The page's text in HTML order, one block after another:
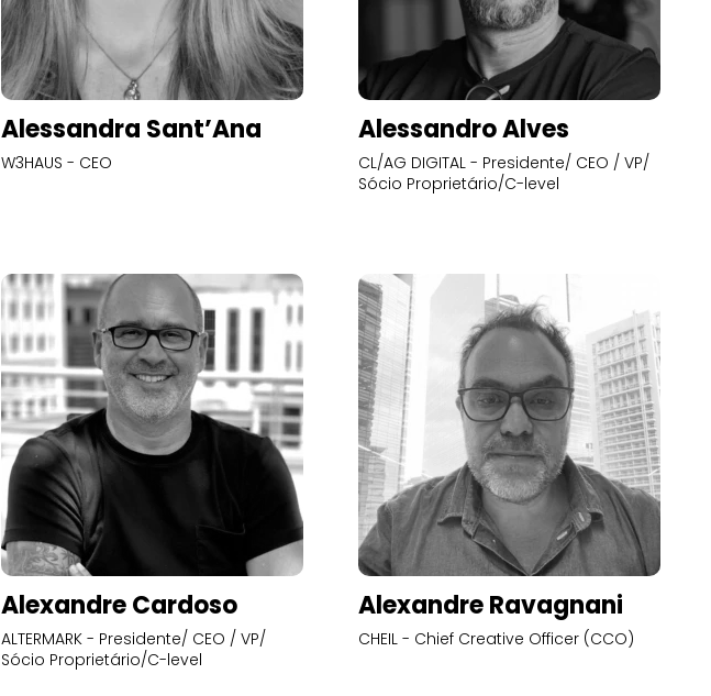
Alessandra Sant’Ana
W3HAUS - CEO
Alessandro Alves
CL/AG DIGITAL - Presidente/ CEO / VP/
Sócio Proprietário/C-level
Alexandre Cardoso
ALTERMARK - Presidente/ CEO / VP/
Sócio Proprietário/C-level
Alexandre Ravagnani
CHEIL - Chief Creative Officer (CCO)